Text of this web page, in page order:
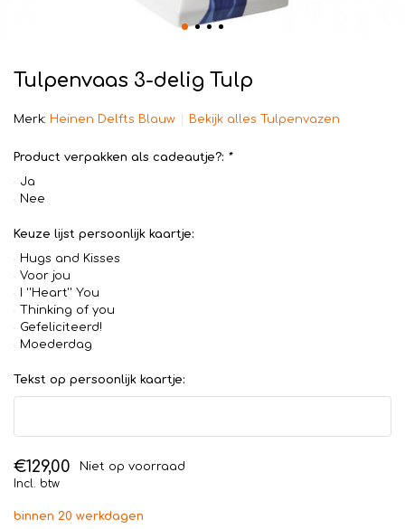
Tulpenvaas 3-delig Tulp
Merk: Heinen Delfts Blauw Bekijk alles Tulpenvazen
Product verpakken als cadeautje?: *
Ja
Nee
Keuze lijst persoonlijk kaartje:
Hugs and Kisses
Voor jou
I ''Heart'' You
Thinking of you
Gefeliciteerd!
Moederdag
Tekst op persoonlijk kaartje:
€129,00
Niet op voorraad
Incl. btw
binnen 20 werkdagen